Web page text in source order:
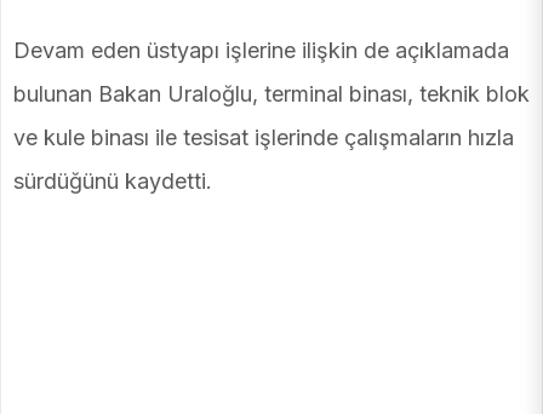
Devam eden üstyapı işlerine ilişkin de açıklamada
bulunan Bakan Uraloğlu, terminal binası, teknik blok
ve kule binası ile tesisat işlerinde çalışmaların hızla
sürdüğünü kaydetti.